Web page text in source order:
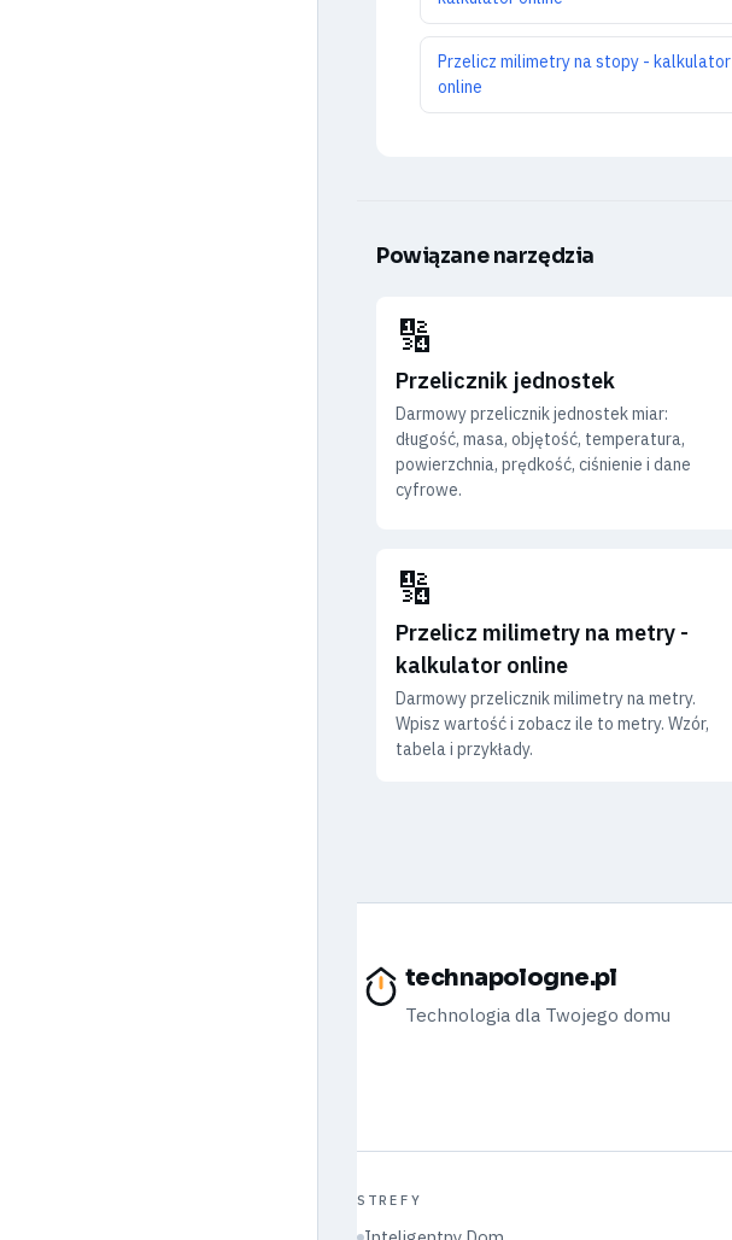
Przelicz milimetry na stopy - kalkulator
online
Powiązane narzędzia
🔢
Przelicznik jednostek
Darmowy przelicznik jednostek miar:
długość, masa, objętość, temperatura,
powierzchnia, prędkość, ciśnienie i dane
cyfrowe.
🔢
Przelicz milimetry na metry -
kalkulator online
Darmowy przelicznik milimetry na metry.
Wpisz wartość i zobacz ile to metry. Wzór,
tabela i przykłady.
technapologne.pl
Technologia dla Twojego domu
STREFY